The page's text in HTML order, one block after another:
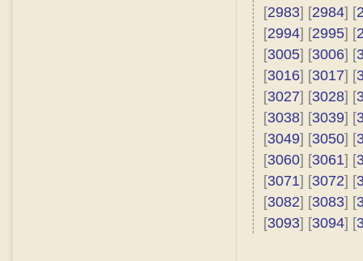
[2983] [2984] [
[2994] [2995] [
[3005] [3006] [
[3016] [3017] [
[3027] [3028] [
[3038] [3039] [
[3049] [3050] [
[3060] [3061] [
[3071] [3072] [
[3082] [3083] [
[3093] [3094] [